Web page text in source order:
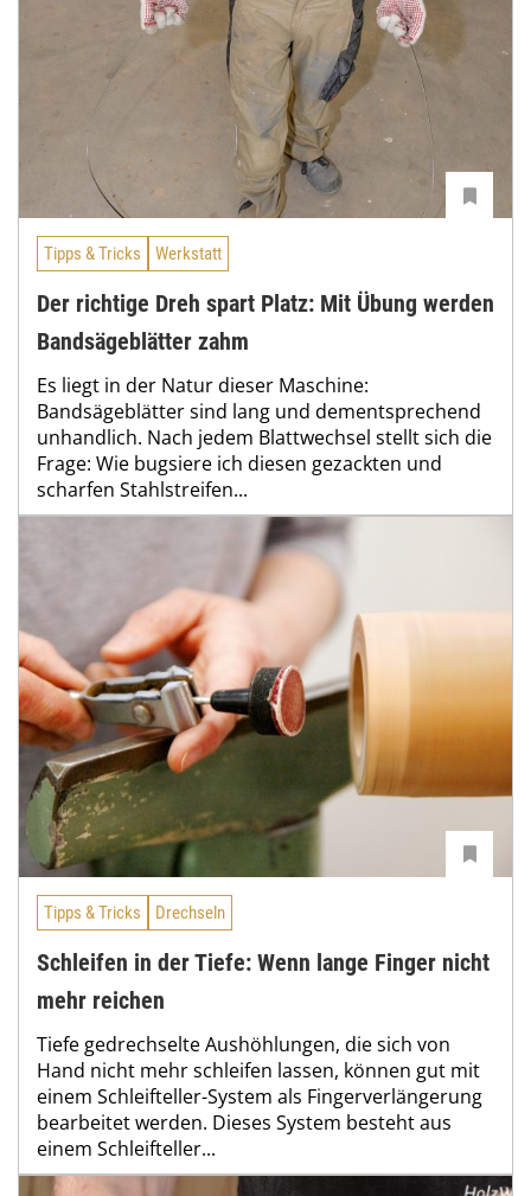
Tipps & Tricks Werkstatt
Der richtige Dreh spart Platz: Mit Übung werden
Bandsägeblätter zahm
Es liegt in der Natur dieser Maschine:
Bandsägeblätter sind lang und dementsprechend
unhandlich. Nach jedem Blattwechsel stellt sich die
Frage: Wie bugsiere ich diesen gezackten und
scharfen Stahlstreifen...
Tipps & Tricks Drechseln
Schleifen in der Tiefe: Wenn lange Finger nicht
mehr reichen
Tiefe gedrechselte Aushöhlungen, die sich von
Hand nicht mehr schleifen lassen, können gut mit
einem Schleifteller-System als Fingerverlängerung
bearbeitet werden. Dieses System besteht aus
einem Schleifteller...